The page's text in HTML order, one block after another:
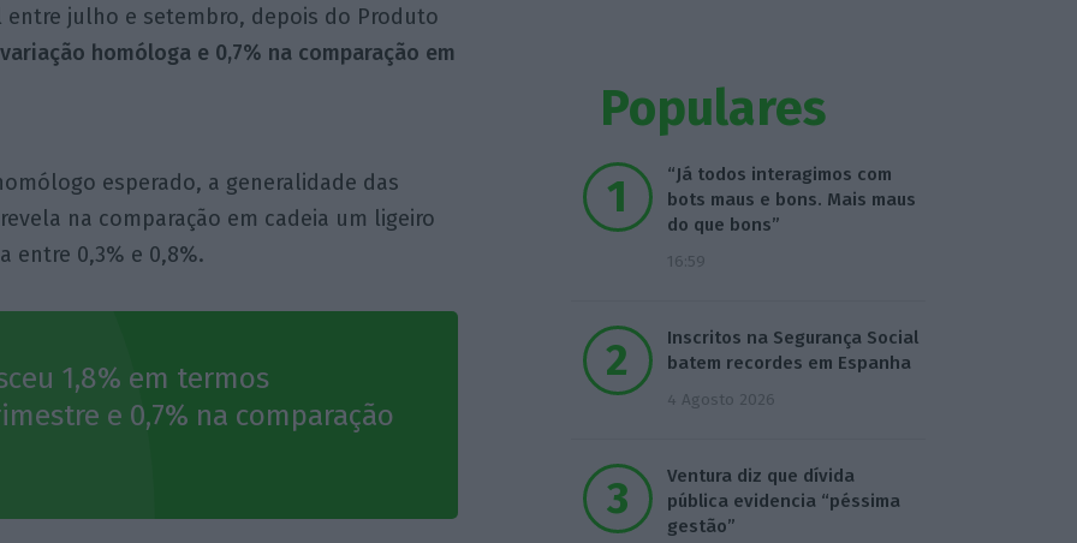
julho e setembro, depois do Produto
homóloga e 0,7% na comparação em
esperado, a generalidade das
na comparação em cadeia um ligeiro
entre 0,3% e 0,8%.
1,8% em termos
e 0,7% na comparação
Populares
“Já todos interagimos com
bots maus e bons. Mais maus
do que bons”
16:59
Inscritos na Segurança Social
batem recordes em Espanha
4 Agosto 2026
Ventura diz que dívida
pública evidencia “péssima
gestão”